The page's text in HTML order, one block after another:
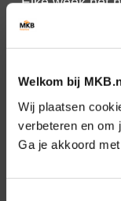
Welkom bij
Wij plaatsen
verbeteren en om
Ga je akkoord
Schrijf je nu in
nieuwsbrief.
Schrijf je in
Direct naar
Over ons